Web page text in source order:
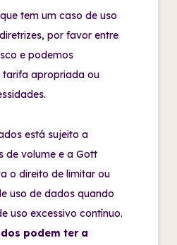
tem um caso de uso
por favor entre
e podemos
tarifa apropriada ou
está sujeito a
de volume e a Gott
o direito de limitar ou
uso de dados quando
uso excessivo contínuo.
podem ter a